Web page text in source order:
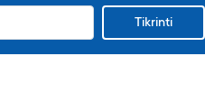
Tikrinti